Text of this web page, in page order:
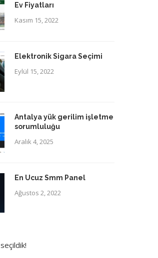
Ev Fiyatları
Kasım 15, 2022
Elektronik Sigara Seçimi
Eylül 15, 2022
Antalya yük gerilim işletme
sorumluluğu
Aralık 4, 2025
En Ucuz Smm Panel
Ağustos 2, 2022
seçildik!